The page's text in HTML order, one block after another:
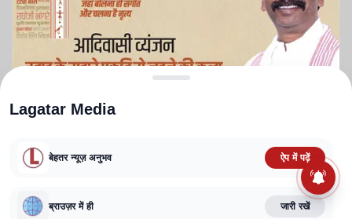
TERMS AND CONDITIONS
CORRECTIONS POLICY
FACT CHECKING POLICY
Lagatar Media
बेहतर न्यूज़ अनुभव ऐप में पढ़ें
ब्राउज़र में ही जारी रखें